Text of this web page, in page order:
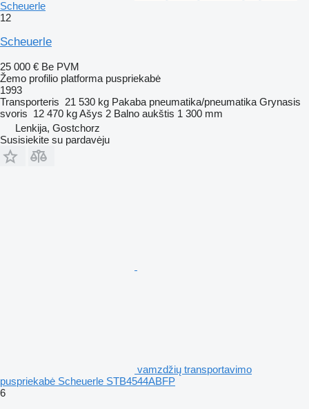
Scheuerle
12
Scheuerle
25 000 € Be PVM
Žemo profilio platforma puspriekabė
1993
Transporteris 21 530 kg Pakaba pneumatika/pneumatika Grynasis
svoris 12 470 kgAšys 2 Balno aukštis 1 300 mm
Lenkija, Gostchorz
Susisiekite su pardavėju
vamzdžių transportavimo
puspriekabė Scheuerle STB4544ABFP
6